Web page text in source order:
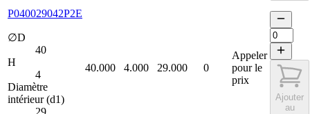
P040029042P2E
∅D
40
H
4
Diamètre
intérieur (d1)
40.000 4.000 29.000 0
Appeler
pour le
prix
Ajouter
au